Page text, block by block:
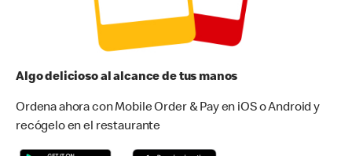
Algo delicioso al alcance de tus manos
Ordena ahora con Mobile Order & Pay en iOS o Android y
recógelo en el restaurante